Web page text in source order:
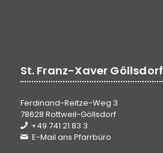
St. Franz-Xaver Göllsdorf
Ferdinand-Reitze-Weg 3
78628 Rottweil-Göllsdorf
+49 741 21 83 3
E-Mail ans Pfarrbüro